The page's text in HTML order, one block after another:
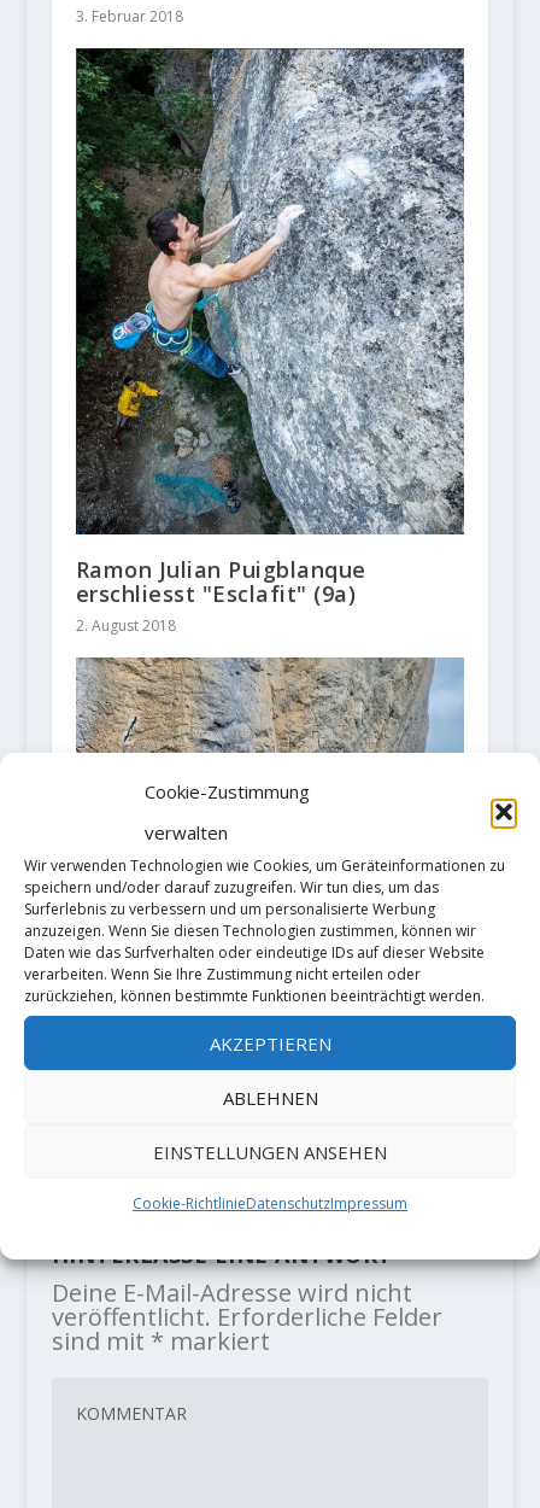
Cookie-Zustimmung
verwalten
Wir verwenden Technologien wie Cookies, um Geräteinformationen zu
speichern und/oder darauf zuzugreifen. Wir tun dies, um das
Surferlebnis zu verbessern und um personalisierte Werbung
anzuzeigen. Wenn Sie diesen Technologien zustimmen, können wir
Daten wie das Surfverhalten oder eindeutige IDs auf dieser Website
verarbeiten. Wenn Sie Ihre Zustimmung nicht erteilen oder
zurückziehen, können bestimmte Funktionen beeinträchtigt werden.
AKZEPTIEREN
ABLEHNEN
EINSTELLUNGEN ANSEHEN
Cookie-RichtlinieDatenschutzImpressum
3. Februar 2018
Ramon Julian Puigblanque
erschliesst "Esclafit" (9a)
2. August 2018
Boogie" (9a+)
HINTERLASSE EINE ANTWORT
Deine E-Mail-Adresse wird nicht
veröffentlicht. Erforderliche Felder
sind mit * markiert